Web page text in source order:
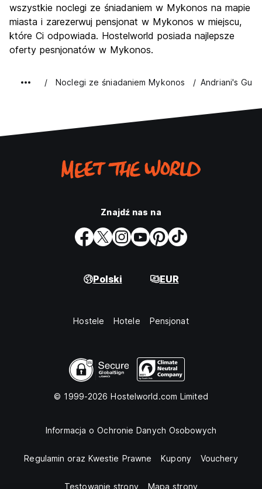
Najlepsza wartość
6.4
wszystkie noclegi ze śniadaniem w Mykonos na mapie
miasta i zarezerwuj pensjonat w Mykonos w miejscu,
które Ci odpowiada. Hostelworld posiada najlepsze
oferty pesnjonatów w Mykonos.
Noclegi ze śniadaniem Mykonos Andriani's
Znajdź nas na
Polski EUR
Hostele Hotele Pensjonat
© 1999-2026 Hostelworld.com Limited
Informacja o Ochronie Danych Osobowych
Regulamin oraz Kwestie Prawne Kupony Vouchery
Testowanie strony Mapa strony